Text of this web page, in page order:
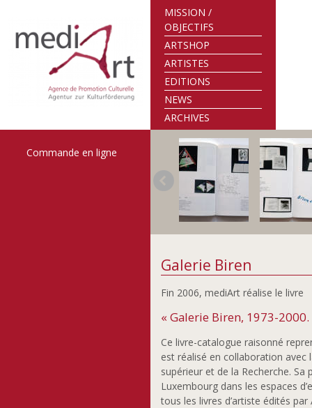
MISSION /
OBJECTIFS
ARTSHOP
ARTISTES
EDITIONS
NEWS
ARCHIVES
Galerie Biren
Fin 2006, mediArt réalise le livre
« Galerie Biren, 1973-
Ce livre-catalogue raisonné
est réalisé en collaboration avec
supérieur et de la Recherche.
Luxembourg dans les espaces
tous les livres d’artiste édités par
Commande en ligne